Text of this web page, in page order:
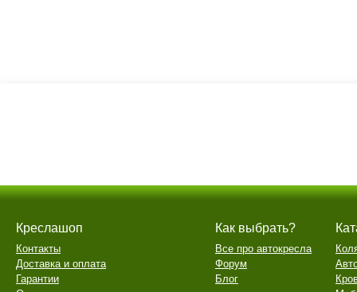
Креслашоп
Контакты
Доставка и оплата
Гарантии
Как выбрать?
Все про автокресла
Форум
Блог